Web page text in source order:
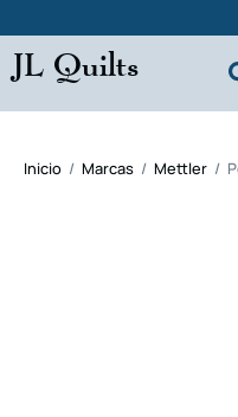
JL Quilts
Inicio / Marcas / Mettler /